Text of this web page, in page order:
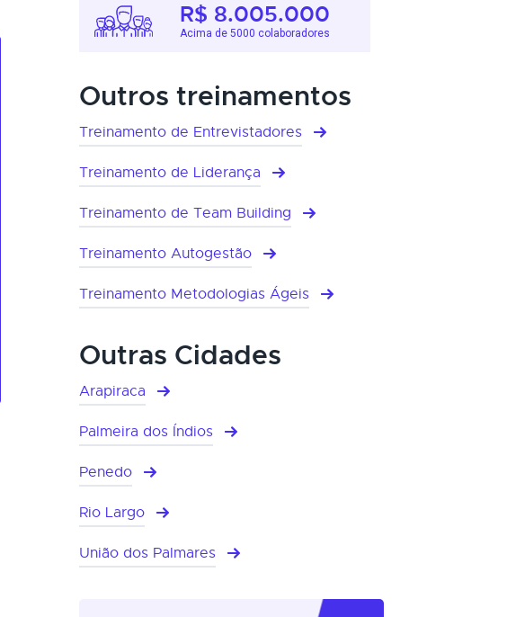
R$ 8.005.000
Acima de 5000 colaboradores
Outros treinamentos
Treinamento de Entrevistadores
Treinamento de Liderança
Treinamento de Team Building
Treinamento Autogestão
Treinamento Metodologias Ágeis
Outras Cidades
Arapiraca
Palmeira dos Índios
Penedo
Rio Largo
União dos Palmares